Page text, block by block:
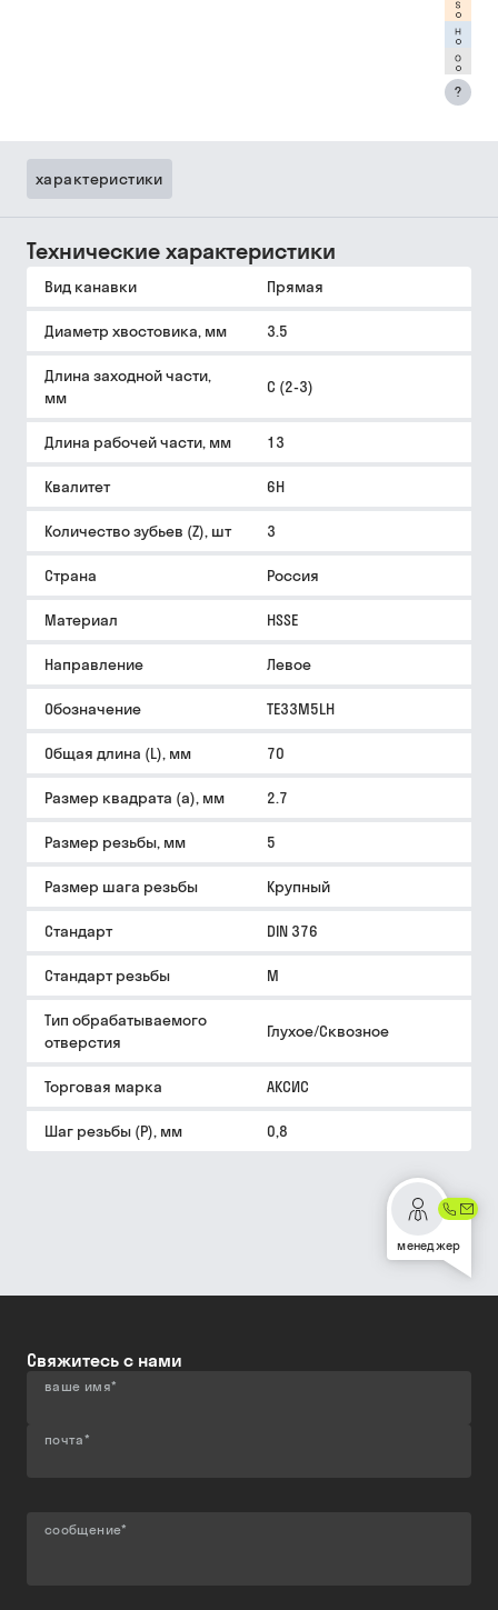
?
характеристики
Технические характеристики
Вид канавки Прямая
Диаметр хвостовика, мм 3.5
Длина заходной части,
мм
C (2-3)
Длина рабочей части, мм 13
Квалитет 6H
Количество зубьев (Z), шт 3
Страна Россия
Материал HSSE
Направление Левое
Обозначение TE33M5LH
Общая длина (L), мм 70
Размер квадрата (a), мм 2.7
Размер резьбы, мм 5
Размер шага резьбы Крупный
Стандарт DIN 376
Стандарт резьбы M
Тип обрабатываемого
отверстия
Глухое/Сквозное
Торговая марка АКСИС
Шаг резьбы (P), мм 0,8
менеджер
Свяжитесь с нами
ваше имя*
почта*
сообщение*